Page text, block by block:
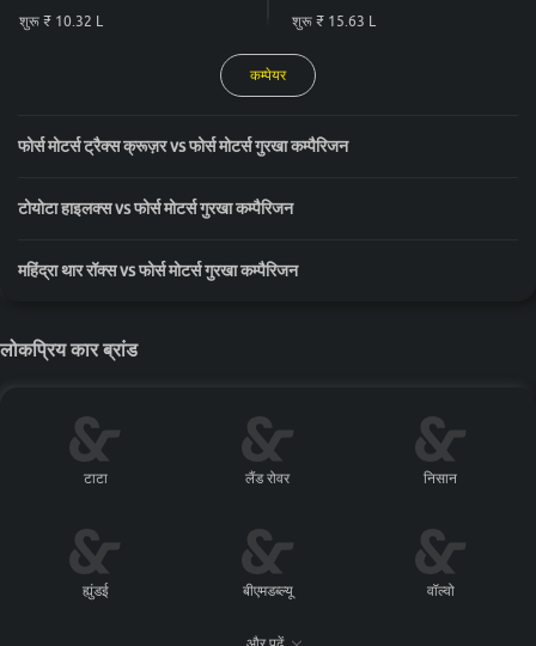
शुरू ₹ 10.32 L शुरू ₹ 15.63 L
कम्पेयर
फोर्स मोटर्स ट्रैक्स क्रूज़र vs फोर्स मोटर्स गुरखा कम्पैरिजन
टोयोटा हाइलक्स vs फोर्स मोटर्स गुरखा कम्पैरिजन
महिंद्रा थार रॉक्स vs फोर्स मोटर्स गुरखा कम्पैरिजन
लोकप्रिय कार ब्रांड
टाटा लैंड रोवर निसान
ह्युंडई बीएमडब्ल्यू वॉल्वो